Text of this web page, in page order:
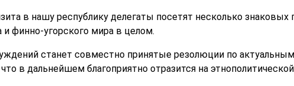
в нашу республику делегаты посетят несколько знаковых
финно-угорского мира в целом.
станет совместно принятые резолюции по
в дальнейшем благоприятно отразится на